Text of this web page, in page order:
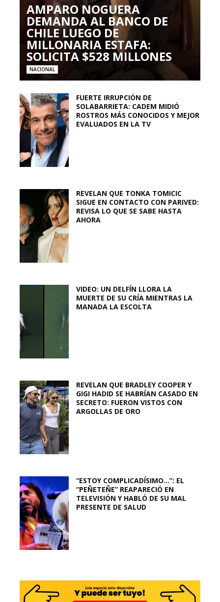
AMPARO NOGUERA
DEMANDA AL BANCO DE
CHILE LUEGO DE
MILLONARIA ESTAFA:
SOLICITA $528 MILLONES
NACIONAL
FUERTE IRRUPCIÓN DE
SOLABARRIETA: CADEM MIDIÓ
ROSTROS MÁS CONOCIDOS Y MEJOR
EVALUADOS EN LA TV
REVELAN QUE TONKA TOMICIC
SIGUE EN CONTACTO CON PARIVED:
REVISA LO QUE SE SABE HASTA
AHORA
VIDEO: UN DELFÍN LLORA LA
MUERTE DE SU CRÍA MIENTRAS LA
MANADA LA ESCOLTA
REVELAN QUE BRADLEY COOPER Y
GIGI HADID SE HABRÍAN CASADO EN
SECRETO: FUERON VISTOS CON
ARGOLLAS DE ORO
“ESTOY COMPLICADÍSIMO…”: EL
“PEÑETEÑE” REAPARECIÓ EN
TELEVISIÓN Y HABLÓ DE SU MAL
PRESENTE DE SALUD